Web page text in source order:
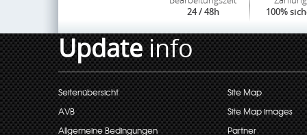
24 / 48h 100%
Updateinfo
Seitenübersicht
AVB
Allgemeine Bedingungen
Site Map
Site Map images
Partner